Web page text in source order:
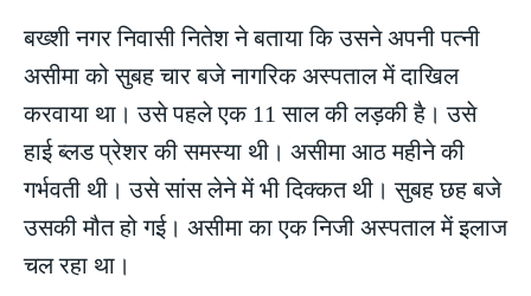
बख्शी नगर निवासी नितेश ने बताया कि उसने अपनी पत्नी
असीमा को सुबह चार बजे नागरिक अस्पताल में दाखिल
करवाया था। उसे पहले एक 11 साल की लड़की है। उसे
हाई ब्लड प्रेशर की समस्या थी। असीमा आठ महीने की
गर्भवती थी। उसे सांस लेने में भी दिक्कत थी। सुबह छह बजे
उसकी मौत हो गई। असीमा का एक निजी अस्पताल में इलाज
चल रहा था।